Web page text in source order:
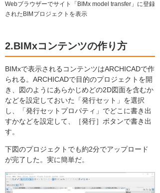
Webブラウザーでサイト「BIMx model transfer」に登録
されたBIMプロジェクトを表示
2.BIMxコンテンツの作り方
BIMxで表示されるコンテンツはARCHICADで作
られる。ARCHICADで目的のプロジェクトを開
き、図のようにあらかじめどの2D図面を含むか
などを設定しておいた「発行セット」を選択
し、「発行セットプロパティ」でどこに書き出
すかなどを設定して、［発行］ボタンで書き出
す。
下図のプロジェクトでも約2分でアップロード
が完了した。実に簡単だ。